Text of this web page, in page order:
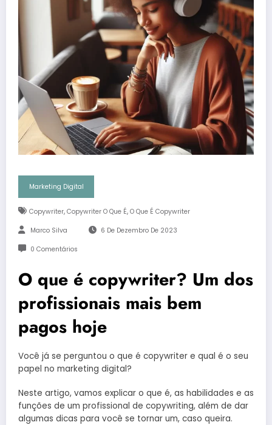
Marketing Digital
Copywriter, Copywriter O Que É, O Que É Copywriter
Marco Silva 6 De Dezembro De 2023
0 Comentários
O que é copywriter? Um dos
profissionais mais bem
pagos hoje
Você já se perguntou o que é copywriter e qual é o seu
papel no marketing digital?
Neste artigo, vamos explicar o que é, as habilidades e as
funções de um profissional de copywriting, além de dar
algumas dicas para você se tornar um, caso queira.